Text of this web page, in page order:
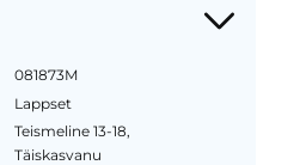
081873M
Lappset
Teismeline 13-18,
Täiskasvanu